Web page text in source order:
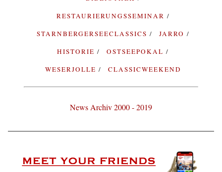
RESTAURIERUNGSSEMINAR
STARNBERGERSEECLASSICS
JARRO
HISTORIE
OSTSEEPOKAL
WESERJOLLE
CLASSICWEEKEND
News Archiv 2000 - 2019